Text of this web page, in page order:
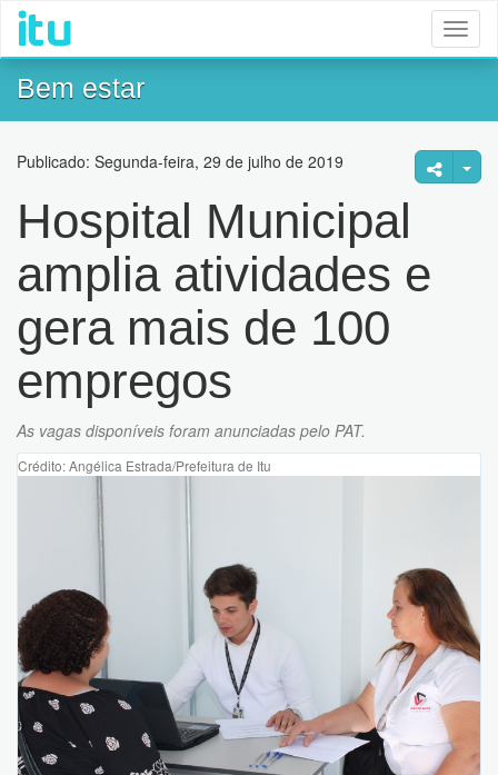
Bem estar
Publicado: Segunda-feira, 29 de julho de 2019
Hospital Municipal
amplia atividades e
gera mais de 100
empregos
As vagas disponíveis foram anunciadas pelo PAT.
Crédito: Angélica Estrada/Prefeitura de Itu